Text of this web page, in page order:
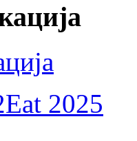
2025